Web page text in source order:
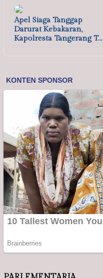
Apel Siaga Tanggap
Darurat Kebakaran,
Kapolresta Tangerang T…